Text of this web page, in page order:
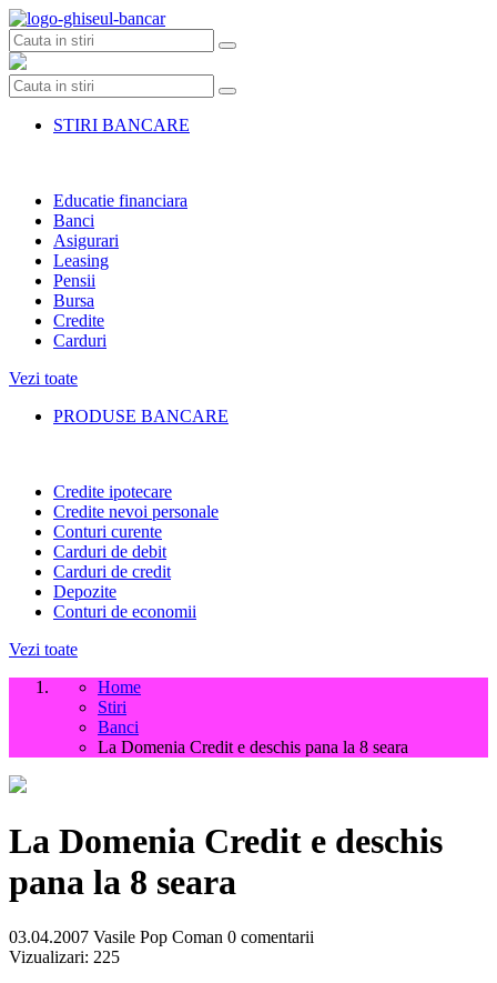
Skip
to
content
STIRI BANCARE
Educatie financiara
Banci
Asigurari
Leasing
Pensii
Bursa
Credite
Carduri
Vezi toate
PRODUSE BANCARE
Credite ipotecare
Credite nevoi personale
Conturi curente
Carduri de debit
Carduri de credit
Depozite
Conturi de economii
Vezi toate
Home
Stiri
Banci
La Domenia Credit e deschis pana la 8 seara
La Domenia Credit e deschis
pana la 8 seara
03.04.2007 Vasile Pop Coman 0 comentarii
Vizualizari: 225